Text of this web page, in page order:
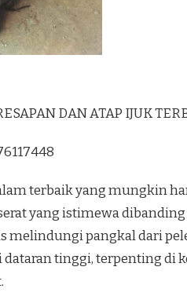
DAN ATAP IJUK
terbaik yang mungkin
yang istimewa
melindungi pangkal dari
tinggi, terpenting di